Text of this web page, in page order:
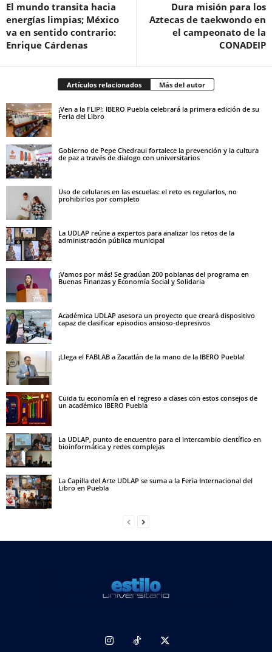
El mundo transita hacia
energías limpias; México
va en sentido contrario:
Enrique Cárdenas
Dura misión para los
Aztecas de taekwondo en
el campeonato de la
CONADEIP
Artículos relacionados Más del autor
¡Ven a la FLIP!: IBERO Puebla celebrará la primera edición de su
Feria del Libro
Gobierno de Pepe Chedraui fortalece la prevención y la cultura
de paz a través de dialogo con universitarios
Uso de celulares en las escuelas: el reto es regularlos, no
prohibirlos por completo
La UDLAP reúne a expertos para analizar los retos de la
administración pública municipal
¡Vamos por más! Se gradúan 200 poblanas del programa en
Buenas Finanzas y Economía Social y Solidaria
Académica UDLAP asesora un proyecto que creará dispositivo
capaz de clasificar episodios ansioso-depresivos
¡Llega el FABLAB a Zacatlán de la mano de la IBERO Puebla!
Cuida tu economía en el regreso a clases con estos consejos de
un académico IBERO Puebla
La UDLAP, punto de encuentro para el intercambio científico en
bioinformática y redes complejas
La Capilla del Arte UDLAP se suma a la Feria Internacional del
Libro en Puebla